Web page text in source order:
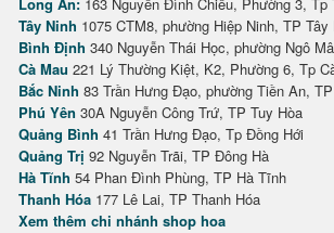
Long An: 163 Nguyễn Đình Chiểu, Phường 3, Tp
Tây Ninh 1075 CTM8, phường Hiệp Ninh, TP Tây
Bình Định 340 Nguyễn Thái Học, phường Ngô
Cà Mau 221 Lý Thường Kiệt, K2, Phường 6, Tp
Bắc Ninh 83 Trần Hưng Đạo, phường Tiền An,
Phú Yên 30A Nguyễn Công Trứ, TP Tuy Hòa
Quảng Bình 41 Trần Hưng Đạo, Tp Đồng Hới
Quảng Trị 92 Nguyễn Trãi, TP Đông Hà
Hà Tĩnh 54 Phan Đình Phùng, TP Hà Tĩnh
Thanh Hóa 177 Lê Lai, TP Thanh Hóa
Xem thêm chi nhánh shop hoa